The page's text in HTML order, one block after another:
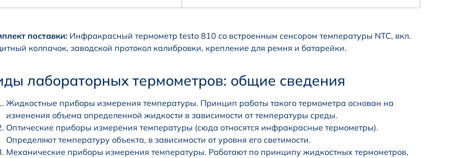
поставки: Инфракрасный термометр testo 810 со встроенным сенсором температуры NTC, вкл.
колпачок, заводской протокол калибровки, крепление для ремня и батарейки.
лабораторных термометров: общие сведения
Жидкостные приборы измерения температуры. Принцип работы такого термометра основан на
изменения объема определенной жидкости в зависимости от температуры среды.
Оптические приборы измерения температуры (сюда относятся инфракрасные термометры).
Определяют температуру объекта, в зависимости от уровня его светимости.
Механические приборы измерения температуры. Работают по принципу жидкостных термометров,